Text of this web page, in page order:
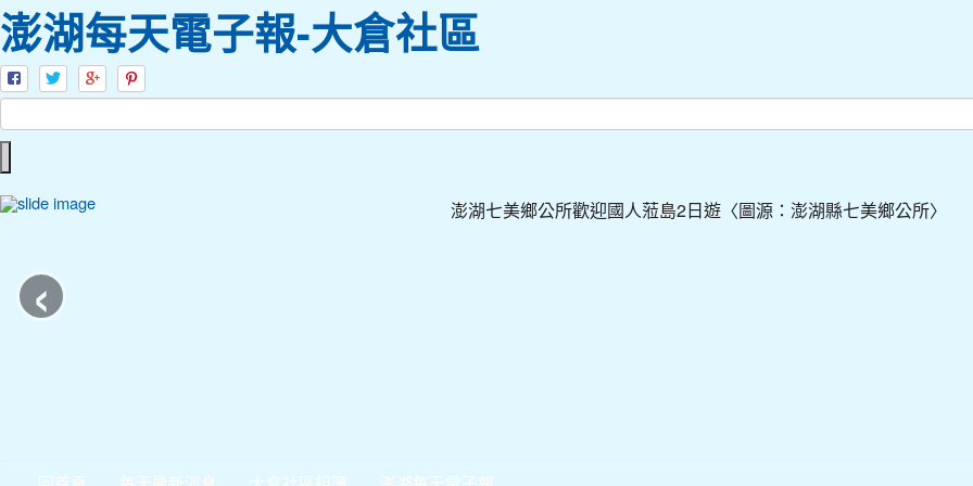
澎湖每天電子報-大倉社區
澎湖七美鄉公所歡迎國人蒞島2日遊〈圖源：澎湖縣七美鄉公所〉
‹